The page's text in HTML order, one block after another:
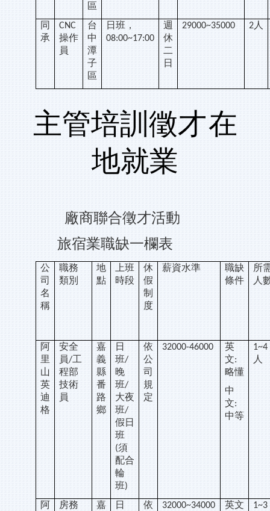
區
同
承
CNC
操作
員
台
中
潭
子
區
日班，
08:00~17:00
週
休
二
日
29000~35000 2 人
主管培訓徵才在
地就業
廠商聯合徵才活動
旅宿業職缺一欄表
公
司
名
稱
職務
類別
地
點
上班
時段
休
假
制
度
薪資水準
職缺
條件
所
人
阿
里
山
英
迪
格
安全
員/工
程部
技術
員
嘉
義
縣
番
路
鄉
日
班/
晚
班/
大夜
班/
假日
班
(須
配合
輪
班)
依
公
司
規
定
32000-46000
英
文:
略懂
中
文:
中等
1~4
人
阿
房務
嘉
日
依
32000~34000 英文 1~3